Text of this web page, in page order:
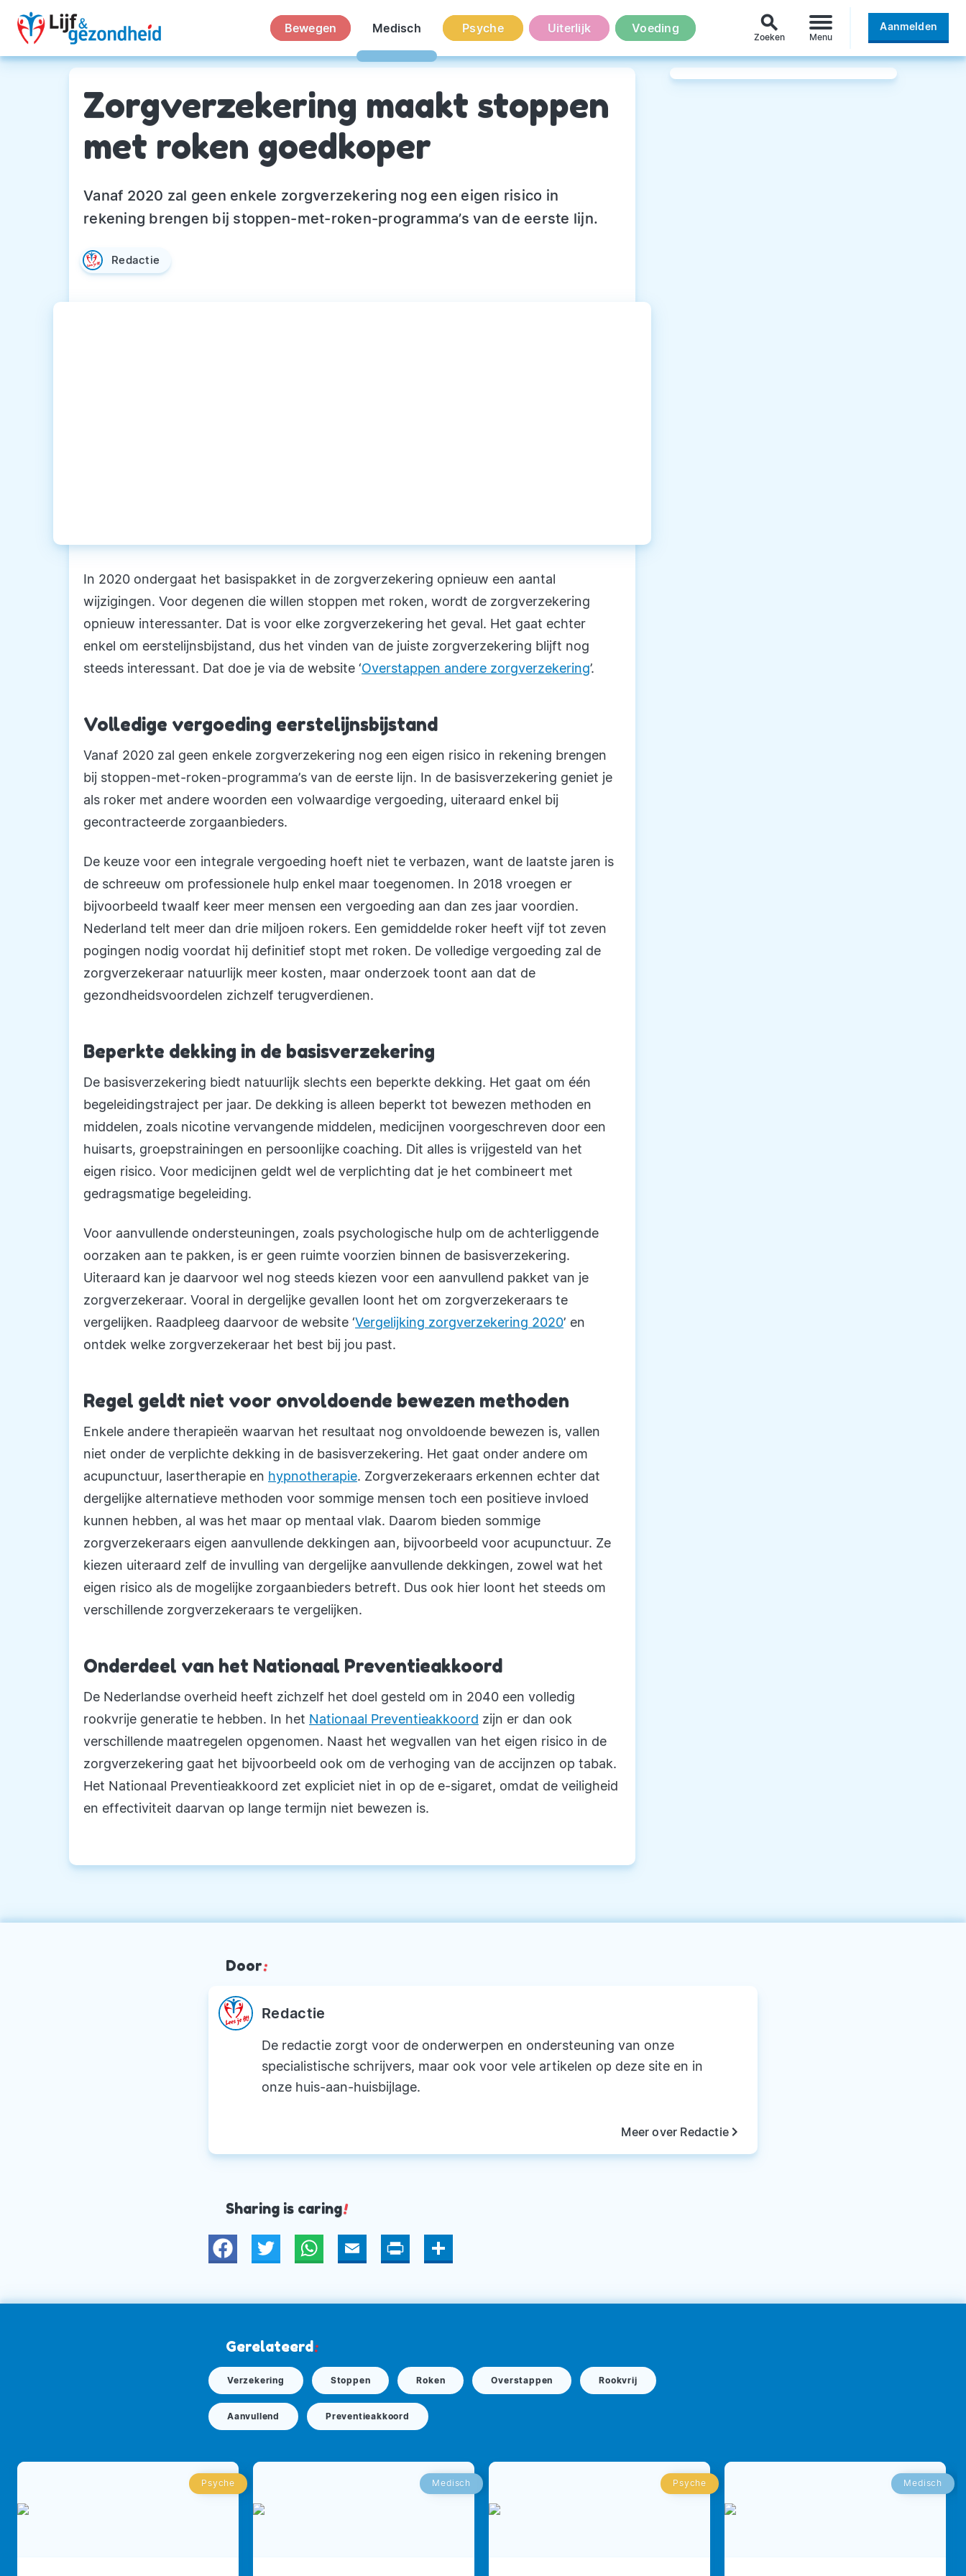
Bewegen Medisch Psyche Uiterlijk Voeding search
Zoeken Menu
Aanmelden
Zorgverzekering maakt stoppen
met roken goedkoper
Vanaf 2020 zal geen enkele zorgverzekering nog een eigen risico in
rekening brengen bij stoppen-met-roken-programma’s van de eerste lijn.
Redactie
In 2020 ondergaat het basispakket in de zorgverzekering opnieuw een aantal
wijzigingen. Voor degenen die willen stoppen met roken, wordt de zorgverzekering
opnieuw interessanter. Dat is voor elke zorgverzekering het geval. Het gaat echter
enkel om eerstelijnsbijstand, dus het vinden van de juiste zorgverzekering blijft nog
steeds interessant. Dat doe je via de website ‘Overstappen andere zorgverzekering’.
Volledige vergoeding eerstelijnsbijstand
Vanaf 2020 zal geen enkele zorgverzekering nog een eigen risico in rekening brengen
bij stoppen-met-roken-programma’s van de eerste lijn. In de basisverzekering geniet je
als roker met andere woorden een volwaardige vergoeding, uiteraard enkel bij
gecontracteerde zorgaanbieders.
De keuze voor een integrale vergoeding hoeft niet te verbazen, want de laatste jaren is
de schreeuw om professionele hulp enkel maar toegenomen. In 2018 vroegen er
bijvoorbeeld twaalf keer meer mensen een vergoeding aan dan zes jaar voordien.
Nederland telt meer dan drie miljoen rokers. Een gemiddelde roker heeft vijf tot zeven
pogingen nodig voordat hij definitief stopt met roken. De volledige vergoeding zal de
zorgverzekeraar natuurlijk meer kosten, maar onderzoek toont aan dat de
gezondheidsvoordelen zichzelf terugverdienen.
Beperkte dekking in de basisverzekering
De basisverzekering biedt natuurlijk slechts een beperkte dekking. Het gaat om één
begeleidingstraject per jaar. De dekking is alleen beperkt tot bewezen methoden en
middelen, zoals nicotine vervangende middelen, medicijnen voorgeschreven door een
huisarts, groepstrainingen en persoonlijke coaching. Dit alles is vrijgesteld van het
eigen risico. Voor medicijnen geldt wel de verplichting dat je het combineert met
gedragsmatige begeleiding.
Voor aanvullende ondersteuningen, zoals psychologische hulp om de achterliggende
oorzaken aan te pakken, is er geen ruimte voorzien binnen de basisverzekering.
Uiteraard kan je daarvoor wel nog steeds kiezen voor een aanvullend pakket van je
zorgverzekeraar. Vooral in dergelijke gevallen loont het om zorgverzekeraars te
vergelijken. Raadpleeg daarvoor de website ‘Vergelijking zorgverzekering 2020’ en
ontdek welke zorgverzekeraar het best bij jou past.
Regel geldt niet voor onvoldoende bewezen methoden
Enkele andere therapieën waarvan het resultaat nog onvoldoende bewezen is, vallen
niet onder de verplichte dekking in de basisverzekering. Het gaat onder andere om
acupunctuur, lasertherapie en hypnotherapie. Zorgverzekeraars erkennen echter dat
dergelijke alternatieve methoden voor sommige mensen toch een positieve invloed
kunnen hebben, al was het maar op mentaal vlak. Daarom bieden sommige
zorgverzekeraars eigen aanvullende dekkingen aan, bijvoorbeeld voor acupunctuur. Ze
kiezen uiteraard zelf de invulling van dergelijke aanvullende dekkingen, zowel wat het
eigen risico als de mogelijke zorgaanbieders betreft. Dus ook hier loont het steeds om
verschillende zorgverzekeraars te vergelijken.
Onderdeel van het Nationaal Preventieakkoord
De Nederlandse overheid heeft zichzelf het doel gesteld om in 2040 een volledig
rookvrije generatie te hebben. In het Nationaal Preventieakkoord zijn er dan ook
verschillende maatregelen opgenomen. Naast het wegvallen van het eigen risico in de
zorgverzekering gaat het bijvoorbeeld ook om de verhoging van de accijnzen op tabak.
Het Nationaal Preventieakkoord zet expliciet niet in op de e-sigaret, omdat de veiligheid
en effectiviteit daarvan op lange termijn niet bewezen is.
Door:
Redactie
De redactie zorgt voor de onderwerpen en ondersteuning van onze
specialistische schrijvers, maar ook voor vele artikelen op deze site en in
onze huis-aan-huisbijlage.
Meer over Redactiekeyboard_arrow_right
Sharing is caring!
Twitter WhatsAppEmail Print Deel
Gerelateerd:
Verzekering Stoppen Roken Overstappen Rookvrij
Aanvullend Preventieakkoord
Psyche Medisch Psyche Medisch